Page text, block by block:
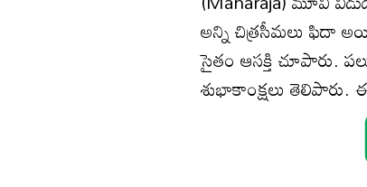
అన్ని చిత్రసీమలు
సైతం ఆసక్తి చూపారు.
శుభాకాంక్షలు